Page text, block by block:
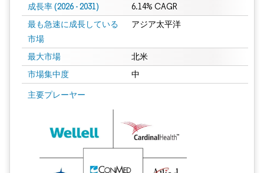
成長率 (2026 - 2031) 6.14% CAGR
最も急速に成長している
市場
アジア太平洋
最大市場 北米
市場集中度 中
主要プレーヤー
画像 © Mordor Intelligence。再利用にはCC BY 4.0の表示が必要です。